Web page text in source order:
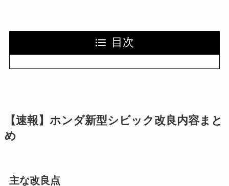
目次
【速報】ホンダ新型シビック改良内容まと
め
主な改良点